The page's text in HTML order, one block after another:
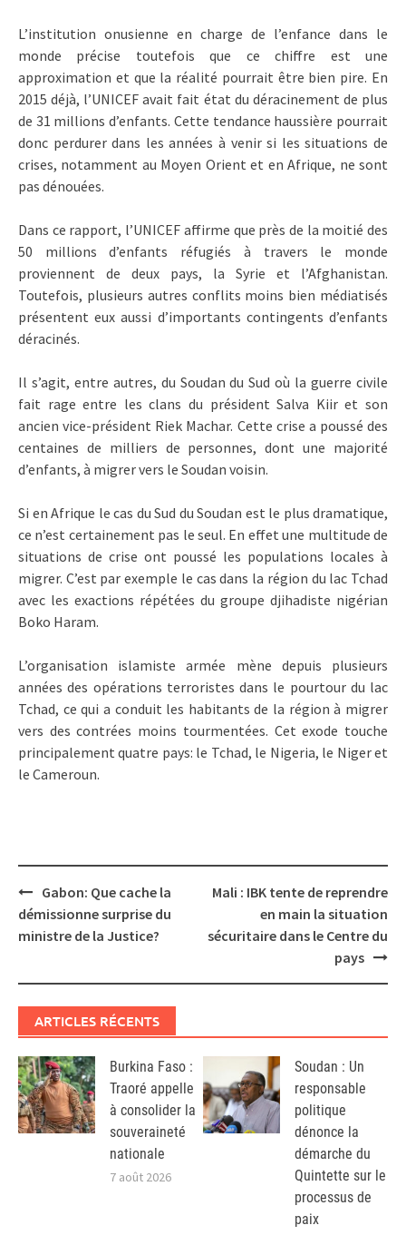
L’institution onusienne en charge de l’enfance dans le
monde précise toutefois que ce chiffre est une
approximation et que la réalité pourrait être bien pire. En
2015 déjà, l’UNICEF avait fait état du déracinement de plus
de 31 millions d’enfants. Cette tendance haussière pourrait
donc perdurer dans les années à venir si les situations de
crises, notamment au Moyen Orient et en Afrique, ne sont
pas dénouées.
Dans ce rapport, l’UNICEF affirme que près de la moitié des
50 millions d’enfants réfugiés à travers le monde
proviennent de deux pays, la Syrie et l’Afghanistan.
Toutefois, plusieurs autres conflits moins bien médiatisés
présentent eux aussi d’importants contingents d’enfants
déracinés.
Il s’agit, entre autres, du Soudan du Sud où la guerre civile
fait rage entre les clans du président Salva Kiir et son
ancien vice-président Riek Machar. Cette crise a poussé des
centaines de milliers de personnes, dont une majorité
d’enfants, à migrer vers le Soudan voisin.
Si en Afrique le cas du Sud du Soudan est le plus dramatique,
ce n’est certainement pas le seul. En effet une multitude de
situations de crise ont poussé les populations locales à
migrer. C’est par exemple le cas dans la région du lac Tchad
avec les exactions répétées du groupe djihadiste nigérian
Boko Haram.
L’organisation islamiste armée mène depuis plusieurs
années des opérations terroristes dans le pourtour du lac
Tchad, ce qui a conduit les habitants de la région à migrer
vers des contrées moins tourmentées. Cet exode touche
principalement quatre pays: le Tchad, le Nigeria, le Niger et
le Cameroun.
Post
navigation
Gabon: Que cache la
démissionne surprise du
ministre de la Justice?
Mali : IBK tente de reprendre
en main la situation
sécuritaire dans le Centre du
pays
ARTICLES RÉCENTS
Burkina Faso :
Traoré appelle
à consolider la
souveraineté
nationale
7 août 2026
Soudan : Un
responsable
politique
dénonce la
démarche du
Quintette sur le
processus de
paix